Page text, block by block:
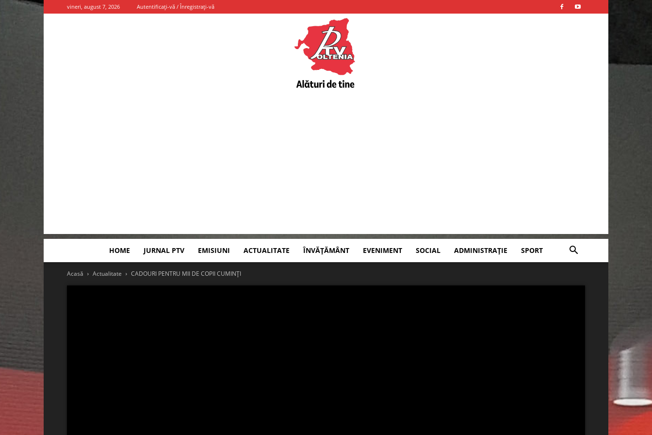
vineri, august 7, 2026 Autentificați-vă / Înregistrați-vă
HOME JURNAL PTV EMISIUNI ACTUALITATE ÎNVĂȚĂMÂNT EVENIMENT SOCIAL ADMINISTRAȚIE SPORT
Acasă Actualitate CADOURI PENTRU MII DE COPII CUMINȚI